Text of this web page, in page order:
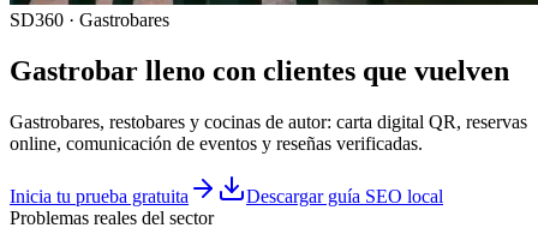
SD360 · Gastrobares
Gastrobar lleno con clientes que vuelven
Gastrobares, restobares y cocinas de autor: carta digital QR, reservas
online, comunicación de eventos y reseñas verificadas.
Inicia tu prueba gratuita
Descargar guía SEO local
Problemas reales del sector